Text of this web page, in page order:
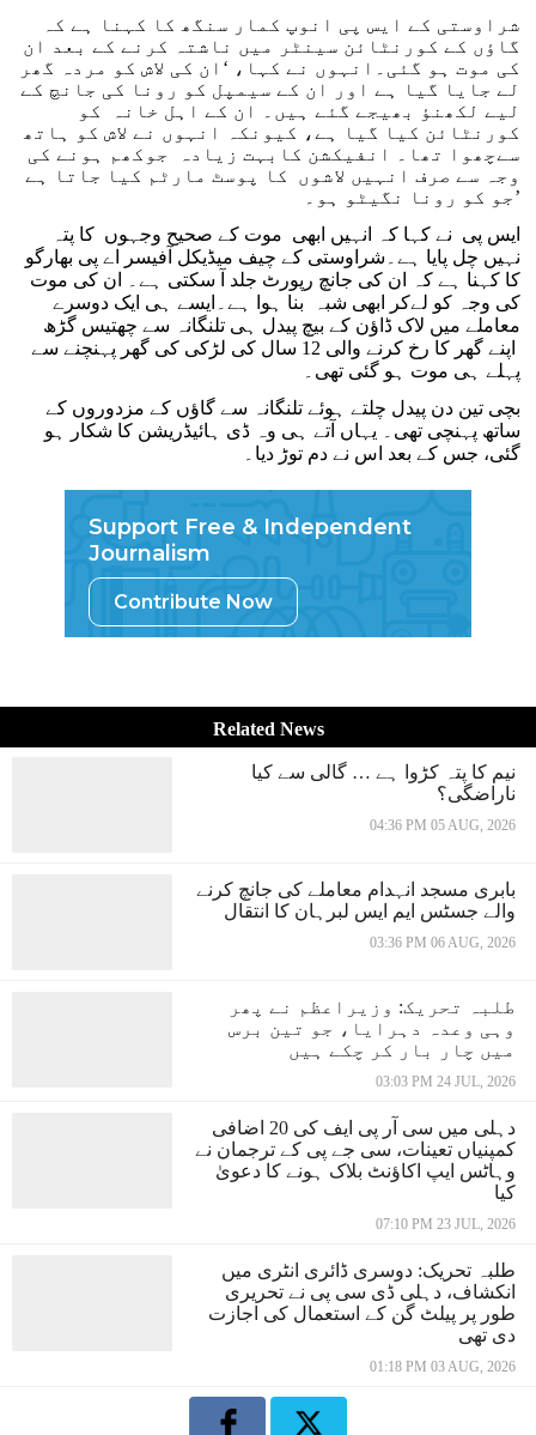
شراوستی کے ایس پی انوپ کمار سنگھ کا کہنا ہے کہ
گاؤں کے کورنٹائن سینٹر میں ناشتہ کرنے کے بعد ان
کی موت ہو گئی۔انہوں نے کہا، ‘ان کی لاش کو مردہ گھر
لے جایا گیا ہے اور ان کے سیمپل کو رونا کی جانچ کے
لیے لکھنؤ بھیجے گئے ہیں۔ ان کے اہل خانہ کو
کورنٹائن کیا گیا ہے، کیونکہ انہوں نے لاش کو ہاتھ
سےچھوا تھا۔ انفیکشن کابہت زیادہ جوکھم ہونے کی
وجہ سے صرف انہیں لاشوں کا پوسٹ مارٹم کیا جاتا ہے
جو کو رونا نگیٹو ہو۔’
ایس پی نے کہا کہ انہیں ابھی موت کے صحیح وجہوں کا پتہ
نہیں چل پایا ہے۔شراوستی کے چیف میڈیکل آفیسر اے پی بھارگو
کا کہنا ہے کہ ان کی جانچ رپورٹ جلد آ سکتی ہے۔ ان کی موت
کی وجہ کو لےکر ابھی شبہ بنا ہوا ہے۔ایسے ہی ایک دوسرے
معاملے میں لاک ڈاؤن کے بیچ پیدل ہی تلنگانہ سے چھتیس گڑھ
اپنے گھر کا رخ کرنے والی 12 سال کی لڑکی کی گھر پہنچنے سے
پہلے ہی موت ہو گئی تھی۔
بچی تین دن پیدل چلتے ہوئے تلنگانہ سے گاؤں کے مزدوروں کے
ساتھ پہنچی تھی۔ یہاں آتے ہی وہ ڈی ہائیڈریشن کا شکار ہو
گئی، جس کے بعد اس نے دم توڑ دیا۔
Support Free & Independent
Journalism
Contribute Now
Related News
نیم کا پتہ کڑوا ہے … گالی سے کیا
ناراضگی؟
04:36 PM 05 AUG, 2026
بابری مسجد انہدام معاملے کی جانچ کرنے
والے جسٹس ایم ایس لبرہان کا انتقال
03:36 PM 06 AUG, 2026
طلبہ تحریک: وزیراعظم نے پھر
وہی وعدہ دہرایا، جو تین برس
میں چار بار کر چکے ہیں
03:03 PM 24 JUL, 2026
دہلی میں سی آر پی ایف کی 20 اضافی
کمپنیاں تعینات، سی جے پی کے ترجمان نے
وہاٹس ایپ اکاؤنٹ بلاک ہونے کا دعویٰ
کیا
07:10 PM 23 JUL, 2026
طلبہ تحریک: دوسری ڈائری انٹری میں
انکشاف، دہلی ڈی سی پی نے تحریری
طور پر پیلٹ گن کے استعمال کی اجازت
دی تھی
01:18 PM 03 AUG, 2026